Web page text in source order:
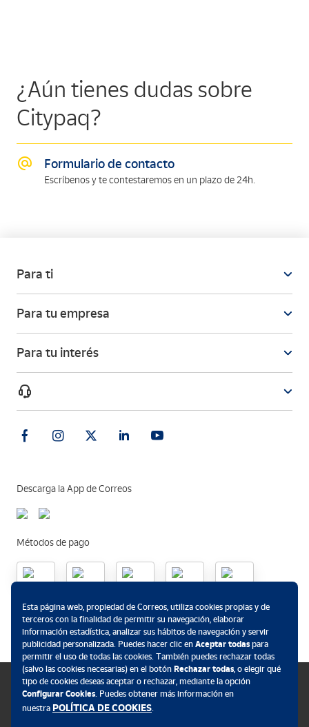
¿Aún tienes dudas sobre
Citypaq?
Formulario de contacto
Escríbenos y te contestaremos en un plazo de 24h.
Para ti
Para tu empresa
Para tu interés
Descarga la App de Correos
Métodos de pago
Esta página web, propiedad de Correos, utiliza cookies propias y de
terceros con la finalidad de permitir su navegación, elaborar
información estadística, analizar sus hábitos de navegación y servir
publicidad personalizada. Puedes hacer clic en Aceptar todaspara
permitir el uso de todas las cookies. También puedes rechazar todas
(salvo las cookies necesarias) en el botón Rechazar todas, o elegir qué
tipo de cookies deseas aceptar o rechazar, mediante la opción
Configurar Cookies. Puedes obtener más información en
nuestra POLÍTICA DE COOKIES.